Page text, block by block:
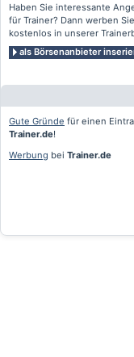
Haben Sie interessante
für Trainer? Dann werben Sie
kostenlos in unserer
als Börsenanbieter
Gute Gründe für einen
Trainer.de!
Werbung bei Trainer.de